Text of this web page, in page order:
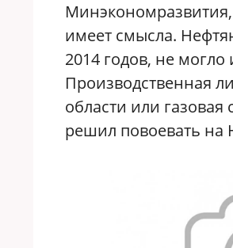
Минэкономразвития,
имеет смысла.
2014 годов, не
Производственная
области или
решил повоевать на